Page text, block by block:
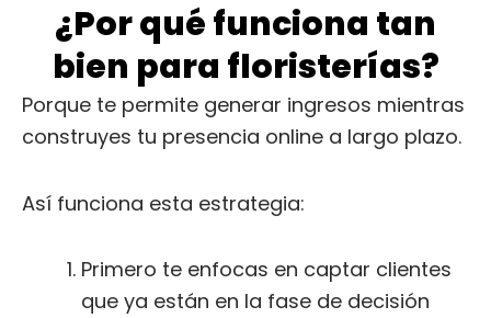
¿Por qué funciona tan
bien para floristerías?
Porque te permite generar ingresos mientras
construyes tu presencia online a largo plazo.
Así funciona esta estrategia:
Primero te enfocas en captar clientes
que ya están en la fase de decisión